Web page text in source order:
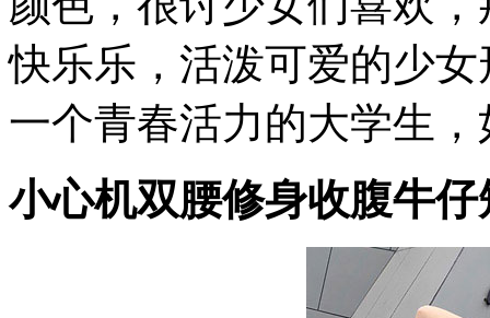
快乐乐，活泼可爱的少
一个青春活力的大学生
小心机双腰修身收腹牛仔